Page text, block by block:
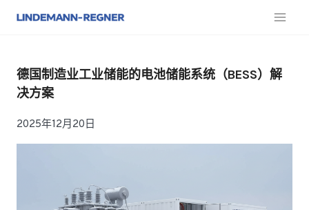
德国制造业工业储能的电池储能系统（BESS）解
决方案
2025年12月20日